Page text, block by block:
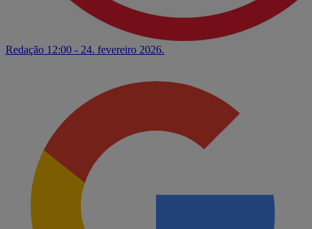
Redação 12:00 - 24. fevereiro 2026.